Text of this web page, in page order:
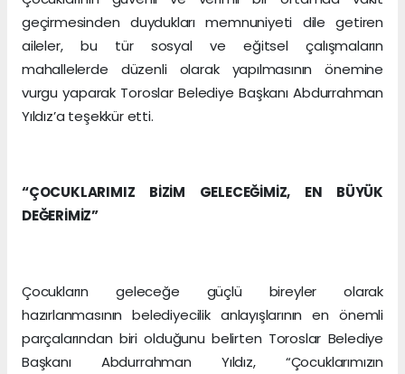
geçirmesinden duydukları memnuniyeti dile getiren
aileler, bu tür sosyal ve eğitsel çalışmaların
mahallelerde düzenli olarak yapılmasının önemine
vurgu yaparak Toroslar Belediye Başkanı Abdurrahman
Yıldız’a teşekkür etti.
“ÇOCUKLARIMIZ BİZİM GELECEĞİMİZ, EN BÜYÜK
DEĞERİMİZ”
Çocukların geleceğe güçlü bireyler olarak
hazırlanmasının belediyecilik anlayışlarının en önemli
parçalarından biri olduğunu belirten Toroslar Belediye
Başkanı Abdurrahman Yıldız, “Çocuklarımızın